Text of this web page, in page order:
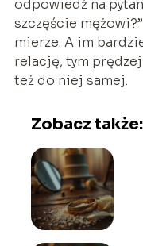
odpowiedź na
szczęście
mierze. A im
relację, tym
też do niej samej.
Zobacz także: